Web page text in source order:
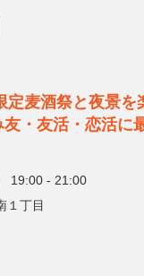
麦酒祭と夜景を
・友活・恋活に
19:00 - 21:00
１丁目